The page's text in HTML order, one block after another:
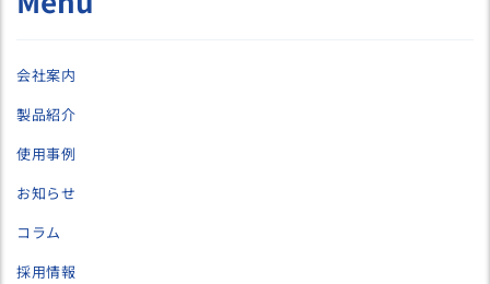
会社案内
製品紹介
使用事例
お知らせ
コラム
採用情報